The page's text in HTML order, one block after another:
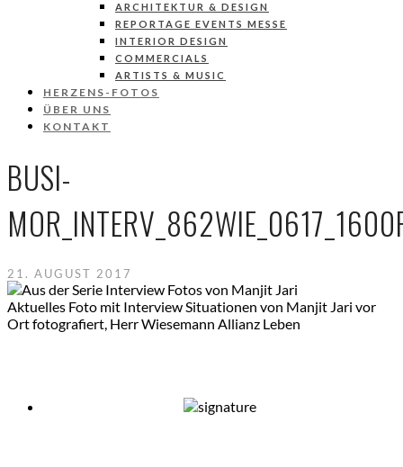
ARCHITEKTUR & DESIGN
REPORTAGE EVENTS MESSE
INTERIOR DESIGN
COMMERCIALS
ARTISTS & MUSIC
HERZENS-FOTOS
ÜBER UNS
KONTAKT
BUSI-
21. AUGUST 2017
Aktuelles Foto mit Interview Situationen von Manjit Jari vor
Ort fotografiert, Herr Wiesemann Allianz Leben